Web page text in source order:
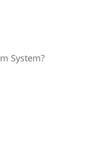
System?